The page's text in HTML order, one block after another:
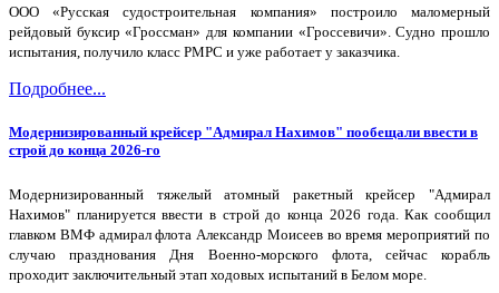
ООО «Русская судостроительная компания» построило маломерный
рейдовый буксир «Гроссман» для компании «Гроссевичи». Судно прошло
испытания, получило класс РМРС и уже работает у заказчика.
Подробнее...
Модернизированный крейсер "Адмирал Нахимов" пообещали ввести в
строй до конца 2026-го
Модернизированный тяжелый атомный ракетный крейсер "Адмирал
Нахимов" планируется ввести в строй до конца 2026 года. Как сообщил
главком ВМФ адмирал флота Александр Моисеев во время мероприятий по
случаю празднования Дня Военно-морского флота, сейчас корабль
проходит заключительный этап ходовых испытаний в Белом море.